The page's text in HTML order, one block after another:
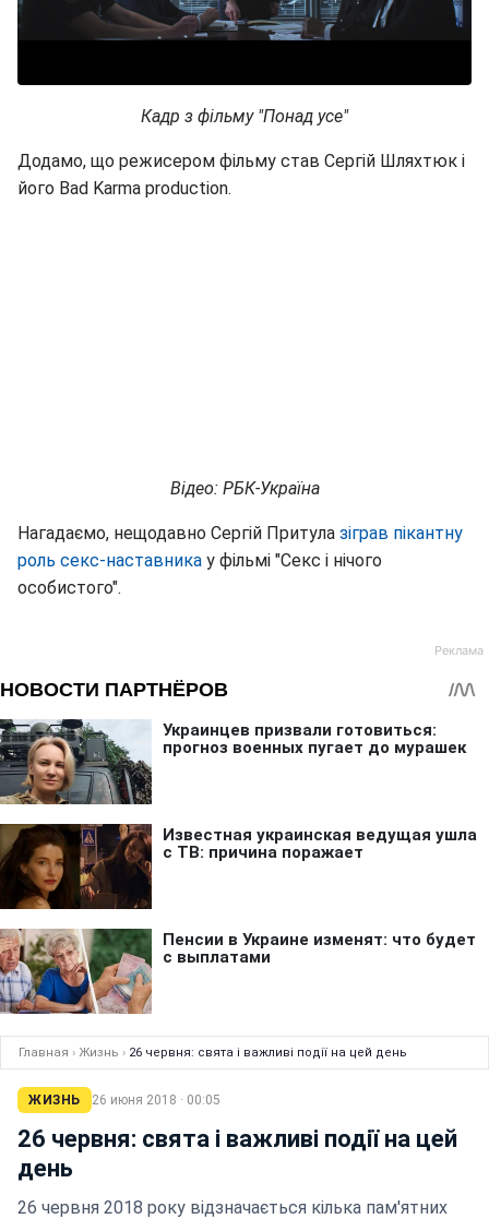
Кадр з фільму "Понад усе"
Додамо, що режисером фільму став Сергій Шляхтюк і
його Bad Karma production.
Відео: РБК-Україна
Нагадаємо, нещодавно Сергій Притула зіграв пікантну
роль секс-наставника у фільмі "Секс і нічого
особистого".
Главная › Жизнь › 26 червня: свята і важливі події на цей день
ЖИЗНЬ 26 июня 2018 · 00:05
26 червня: свята і важливі події на цей
день
26 червня 2018 року відзначається кілька пам'ятних